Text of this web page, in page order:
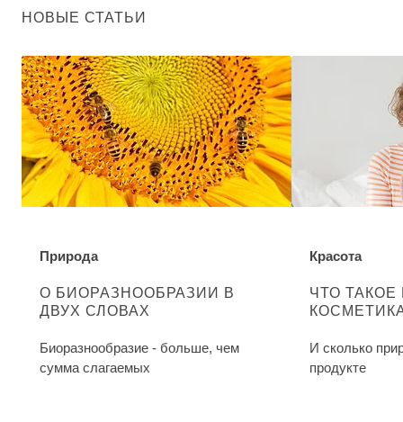
НОВЫЕ СТАТЬИ
О БИОРАЗНООБРАЗИИ В
ДВУХ СЛОВАХ
DISCOVER MORE ABOUT CATEGORY:
Природа
Биоразнообразие - больше, чем
сумма слагаемых
ЧТО
DISCOVER
Красота
И сколько
продукте